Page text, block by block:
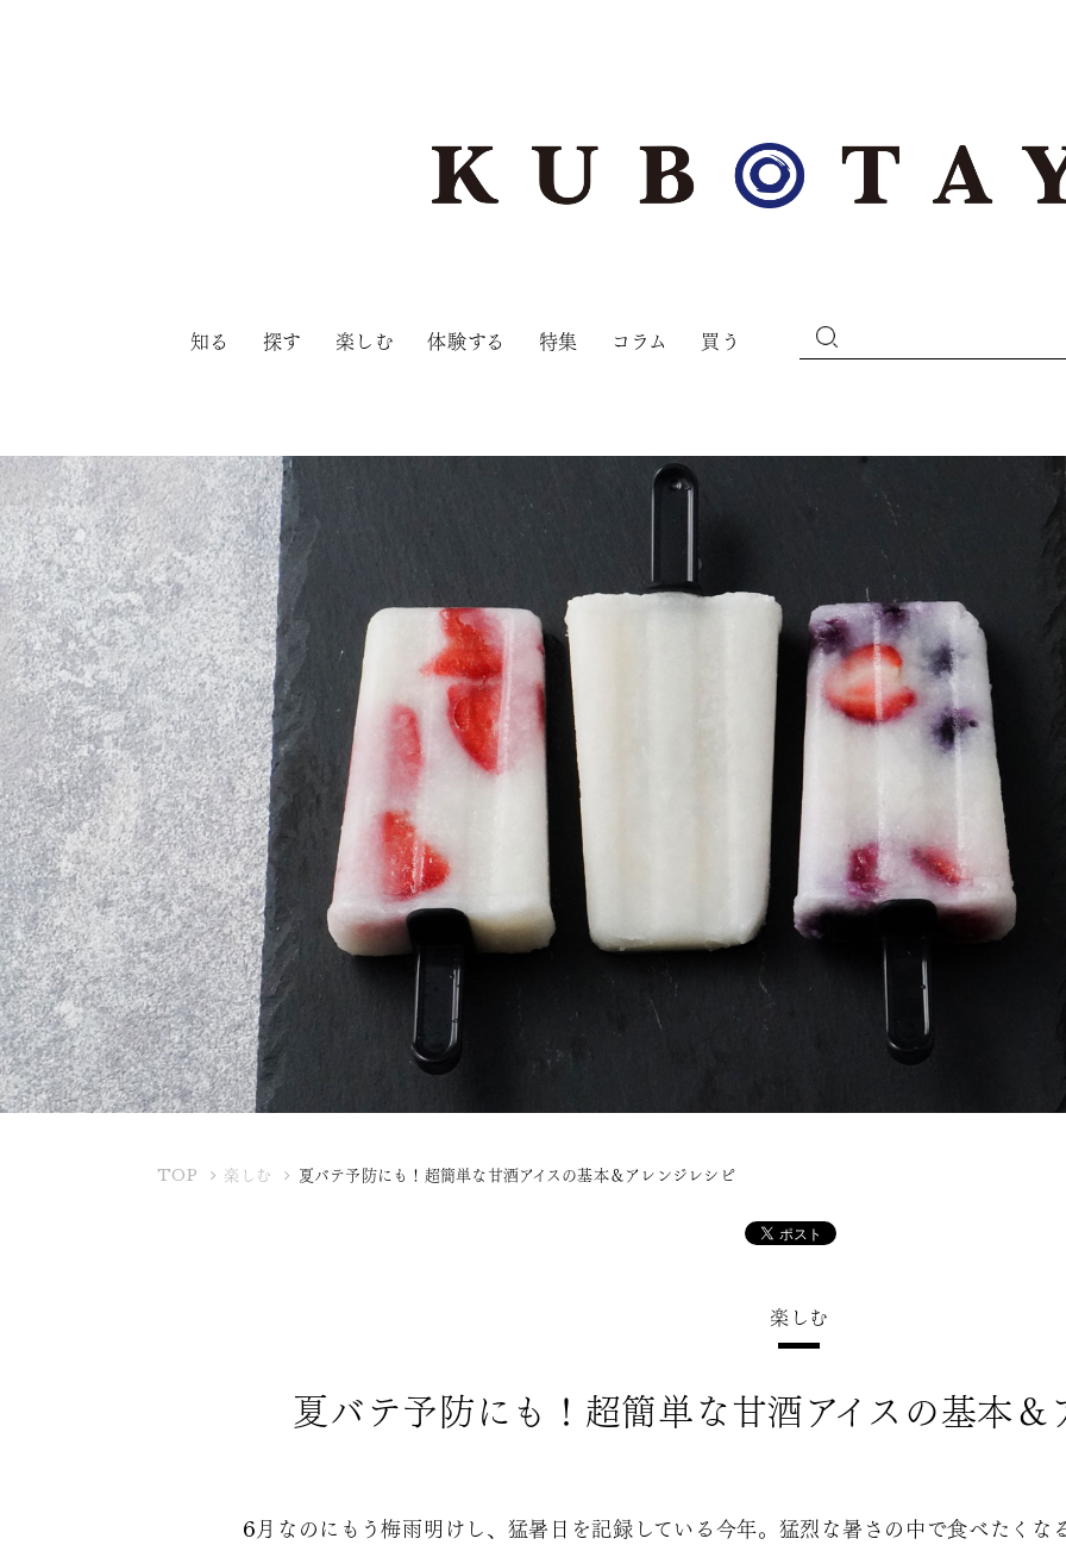
知る 探す 楽しむ 体験する 特集 コラム 買う
TOPK
楽しむ 夏バテ予防にも！超簡単な甘酒アイスの基本＆アレンジレシピ
楽しむ
夏バテ予防にも！超簡単な甘酒アイスの基本＆
6月なのにもう梅雨明けし、猛暑日を記録している今年。猛烈な暑さの中で食べたくな